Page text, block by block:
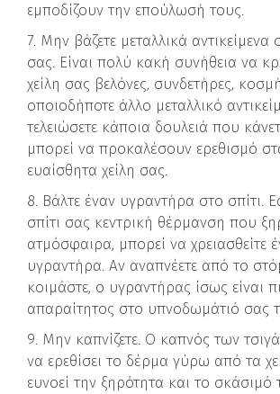
εμποδίζουν την επούλωσή τους.
7. Μην βάζετε μεταλλικά αντικείμενα
σας. Είναι πολύ κακή συνήθεια να
χείλη σας βελόνες, συνδετήρες,
οποιοδήποτε άλλο μεταλλικό
τελειώσετε κάποια δουλειά που
μπορεί να προκαλέσουν ερεθισμό
ευαίσθητα χείλη σας.
8. Βάλτε έναν υγραντήρα στο σπίτι.
σπίτι σας κεντρική θέρμανση που
ατμόσφαιρα, μπορεί να χρειασθείτε
υγραντήρα. Αν αναπνέετε από το
κοιμάστε, ο υγραντήρας ίσως είναι
απαραίτητος στο υπνοδωμάτιό σας
9. Μην καπνίζετε. Ο καπνός των
να ερεθίσει το δέρμα γύρω από τα
ευνοεί την ξηρότητα και το σκάσιμό